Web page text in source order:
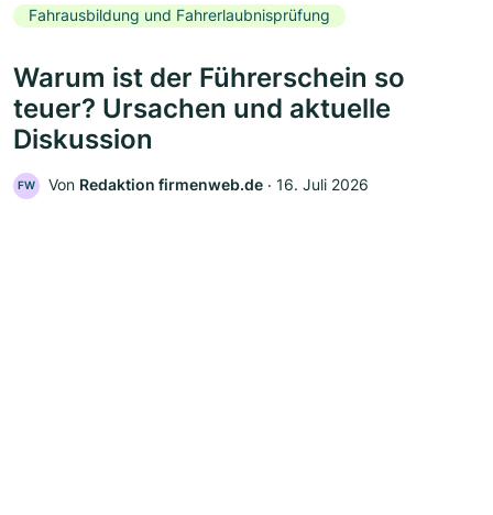
Fahrausbildung und Fahrerlaubnisprüfung
Warum ist der Führerschein so
teuer? Ursachen und aktuelle
Diskussion
FW Von Redaktion firmenweb.de ‧ 16. Juli 2026